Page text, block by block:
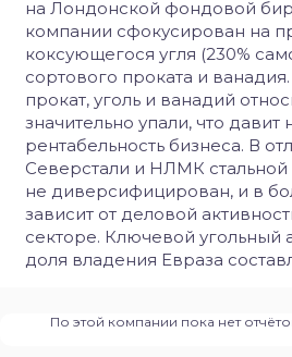
на Лондонской фондовой
компании сфокусирован на
коксующегося угля (230%
сортового проката и
прокат, уголь и ванадий
значительно упали, что
рентабельность бизнеса. В
Северстали и НЛМК
не диверсифицирован, и в
зависит от деловой
секторе. Ключевой угольный
доля владения Евраза
По этой компании пока нет